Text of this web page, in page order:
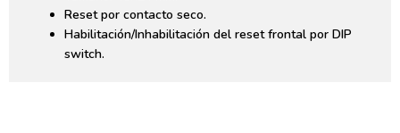
Reset por contacto seco.
Habilitación/Inhabilitación del reset frontal por DIP
switch.